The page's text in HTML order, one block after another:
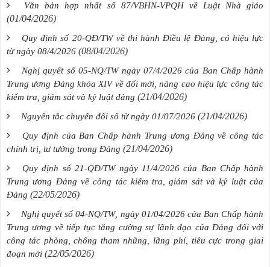
Văn bản hợp nhất số 87/VBHN-VPQH về Luật Nhà giáo
(01/04/2026)
Quy định số 20-QĐ/TW về thi hành Điều lệ Đảng, có hiệu lực
từ ngày 08/4/2026 (08/04/2026)
Nghị quyết số 05-NQ/TW ngày 07/4/2026 của Ban Chấp hành
Trung ương Đảng khóa XIV về đổi mới, nâng cao hiệu lực công tác
kiểm tra, giám sát và kỷ luật đảng (21/04/2026)
Nguyên tắc chuyển đổi số từ ngày 01/07/2026 (21/04/2026)
Quy định của Ban Chấp hành Trung ương Đảng về công tác
chính trị, tư tưởng trong Đảng (21/04/2026)
Quy định số 21-QĐ/TW ngày 11/4/2026 của Ban Chấp hành
Trung ương Đảng về công tác kiểm tra, giám sát và kỷ luật của
Đảng (22/05/2026)
Nghị quyết số 04-NQ/TW, ngày 01/04/2026 của Ban Chấp hành
Trung ương về tiếp tục tăng cường sự lãnh đạo của Đảng đối với
công tác phòng, chống tham nhũng, lãng phí, tiêu cực trong giai
đoạn mới (22/05/2026)